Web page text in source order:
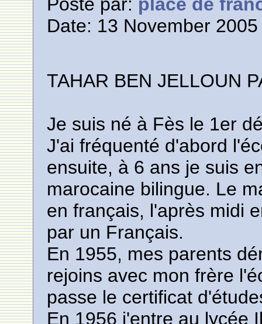
Date: 13 November
TAHAR BEN JELLOUN
Je suis né à Fès le 1er
J'ai fréquenté d'abord
ensuite, à 6 ans je suis
marocaine bilingue. Le
en français, l'après midi
par un Français.
En 1955, mes parents
rejoins avec mon frère
passe le certificat
En 1956 j'entre au lycée